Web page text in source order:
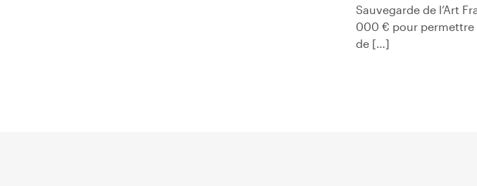
Sauvegarde de l’Art
000 € pour permettre
de […]